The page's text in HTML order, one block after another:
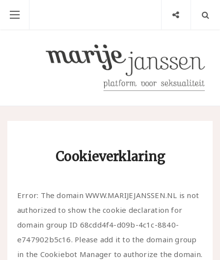
Cookieverklaring
Error: The domain WWW.MARIJEJANSSEN.NL is not
authorized to show the cookie declaration for
domain group ID 68cdd4f4-d09b-4c1c-8840-
e747902b5c16. Please add it to the domain group
in the Cookiebot Manager to authorize the domain.